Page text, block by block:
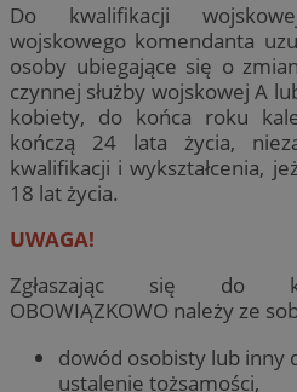
Do kwalifikacji
wojskowego komendanta
osoby ubiegające się o
czynnej służby wojskowej A
kobiety, do końca roku
kończą 24 lata życia,
kwalifikacji i wykształcenia,
18 lat życia.
UWAGA!
Zgłaszając się do
OBOWIĄZKOWO należy ze
dowód osobisty lub inny
ustalenie tożsamości,